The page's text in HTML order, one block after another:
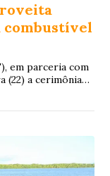
combustível
em parceria com
(22) a cerimônia